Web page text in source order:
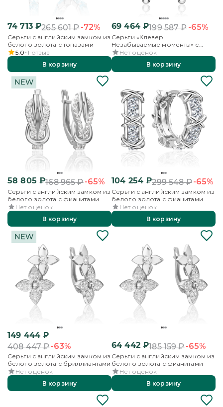
74 713₽265 601₽-72%
Серьги с английским замком из
белого золота с топазами
5.0 1 отзыв
В корзину
69 464₽199 587₽-65%
Серьги «Клевер.
Незабываемые моменты» с
английским замком из белого
золота с бриллиантами
Нет оценок
В корзину
58 805 ₽168 965₽-65%
Серьги с английским замком из
белого золота с фианитами
Нет оценок
В корзину
104 254 ₽299 548₽-65%
Серьги с английским замком из
белого золота с фианитами
Нет оценок
В корзину
149 444 ₽
408 447₽-63%
Серьги с английским замком из
белого золота с бриллиантами
Нет оценок
В корзину
64 442₽185 159₽-65%
Серьги с английским замком из
белого золота с фианитами
Нет оценок
В корзину